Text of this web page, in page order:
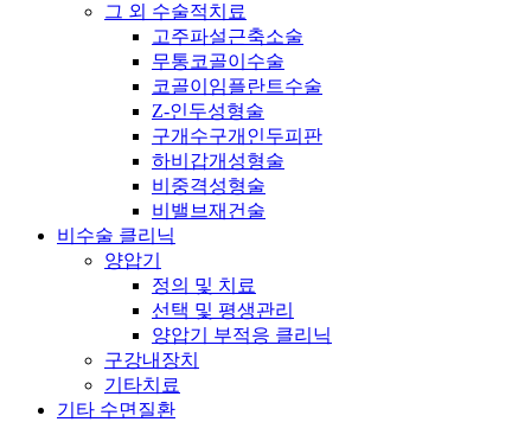
그 외 수술적치료
고주파설근축소술
무통코골이수술
코골이임플란트수술
Z-인두성형술
구개수구개인두피판
하비갑개성형술
비중격성형술
비밸브재건술
비수술 클리닉
양압기
정의 및 치료
선택 및 평생관리
양압기 부적응 클리닉
구강내장치
기타치료
기타 수면질환